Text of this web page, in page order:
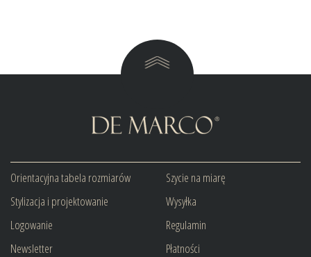
Orientacyjna tabela rozmiarów
Stylizacja i projektowanie
Logowanie
Newsletter
Szycie na miarę
Wysyłka
Regulamin
Płatności